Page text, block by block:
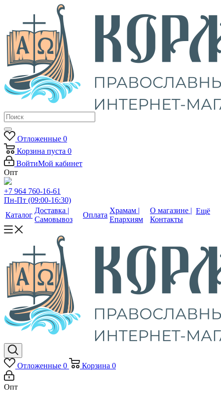
Отложенные 0
Корзина пуста 0
ВойтиМой кабинет
Опт
+7 964 760-16-61
Пн-Пт (09:00-16:30)
Каталог
Доставка |
Самовывоз
Оплата
Храмам |
Епархиям
О магазине |
Контакты
Ещё
Отложенные 0 Корзина 0
Опт